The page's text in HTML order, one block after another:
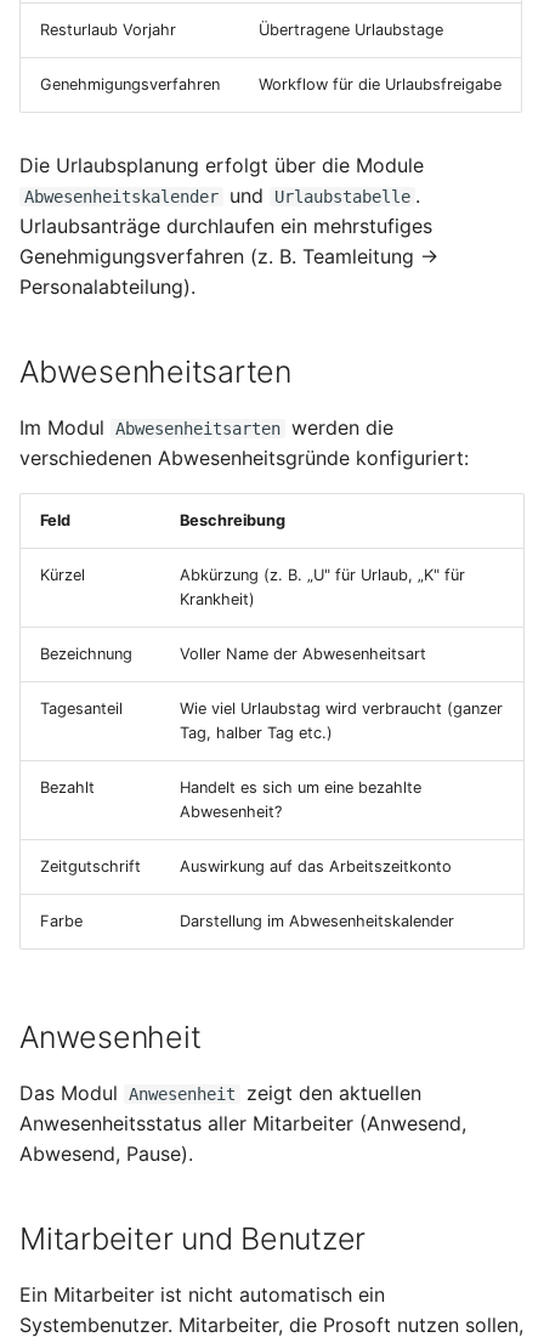
Resturlaub Vorjahr Übertragene Urlaubstage
Genehmigungsverfahren Workflow für die Urlaubsfreigabe
Die Urlaubsplanung erfolgt über die Module
Abwesenheitskalender und Urlaubstabelle .
Urlaubsanträge durchlaufen ein mehrstufiges
Genehmigungsverfahren (z. B. Teamleitung →
Personalabteilung).
Abwesenheitsarten
Im Modul Abwesenheitsarten werden die
verschiedenen Abwesenheitsgründe konfiguriert:
Feld Beschreibung
Kürzel
Abkürzung (z. B. „U" für Urlaub, „K" für
Krankheit)
Bezeichnung Voller Name der Abwesenheitsart
Tagesanteil
Wie viel Urlaubstag wird verbraucht (ganzer
Tag, halber Tag etc.)
Bezahlt
Handelt es sich um eine bezahlte
Abwesenheit?
Zeitgutschrift Auswirkung auf das Arbeitszeitkonto
Farbe Darstellung im Abwesenheitskalender
Anwesenheit
Das Modul Anwesenheit
zeigt den aktuellen
Anwesenheitsstatus aller Mitarbeiter (Anwesend,
Abwesend, Pause).
Mitarbeiter und Benutzer
Ein Mitarbeiter ist nicht automatisch ein
Systembenutzer. Mitarbeiter, die Prosoft nutzen sollen,